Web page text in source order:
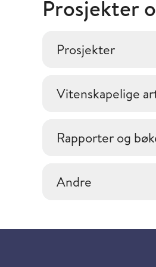
Prosjekter
Prosjekter
Vitenskapelige
Rapporter og
Andre